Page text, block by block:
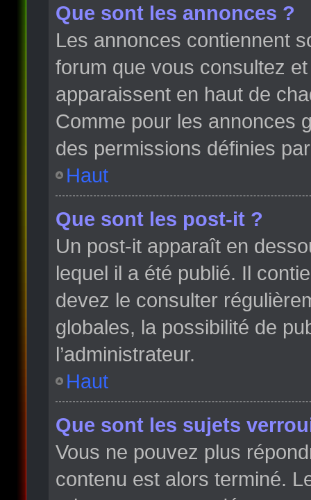
Que sont les annonces ?
Les annonces contiennent
forum que vous consultez
apparaissent en haut de
Comme pour les annonces
des permissions définies
Haut
Que sont les post-it ?
Un post-it apparaît en
lequel il a été publié. Il
devez le consulter
globales, la possibilité de
l’administrateur.
Haut
Que sont les sujets
Vous ne pouvez plus
contenu est alors terminé.